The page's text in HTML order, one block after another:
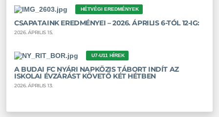
HÉTVÉGI EREDMÉNYEK
CSAPATAINK EREDMÉNYEI – 2026. ÁPRILIS 6-TÓL 12-IG:
2026. ÁPRILIS 15.
U7-U11 HÍREK
A BUDAI FC NYÁRI NAPKÖZIS TÁBORT INDÍT AZ
ISKOLAI ÉVZÁRÁST KÖVETŐ KÉT HÉTBEN
2026. ÁPRILIS 13.